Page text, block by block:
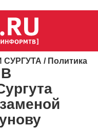
СУРГУТА / Политика